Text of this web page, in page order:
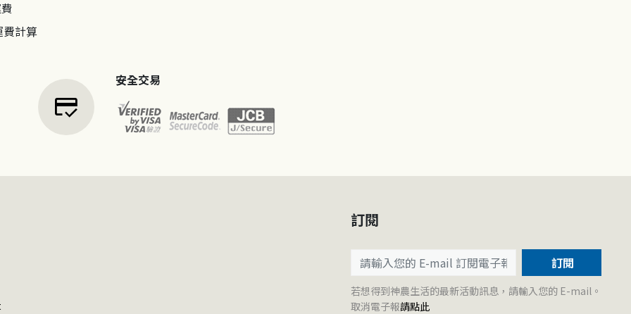
費計算
credit_score
安全交易
訂閱
訂閱
若想得到神農生活的最新活動訊息，請輸入您的 E-mail。
取消電子報請點此